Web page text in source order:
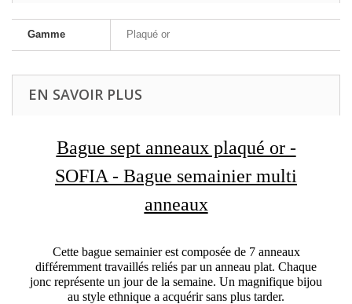
Gamme Plaqué or
EN SAVOIR PLUS
Bague sept anneaux plaqué or -
SOFIA - Bague semainier multi
anneaux
Cette bague semainier est composée de 7 anneaux
différemment travaillés reliés par un anneau plat. Chaque
jonc représente un jour de la semaine. Un magnifique bijou
au style ethnique a acquérir sans plus tarder.